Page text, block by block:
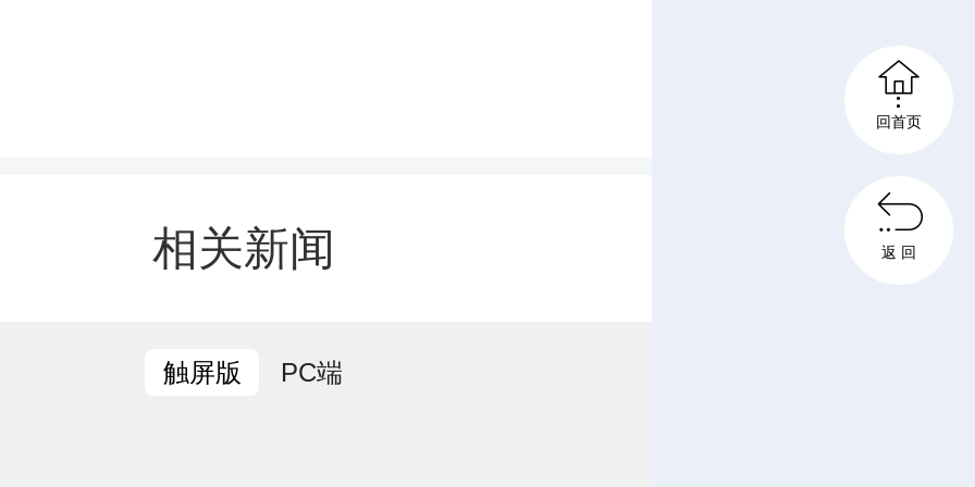
很有意义，希望能尽己所能帮助
相关新闻
触屏版 PC端

回首页

返 回